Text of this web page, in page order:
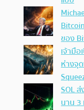
ของ
เจ้ามื
ห่างจุ
SOL
นาน 3